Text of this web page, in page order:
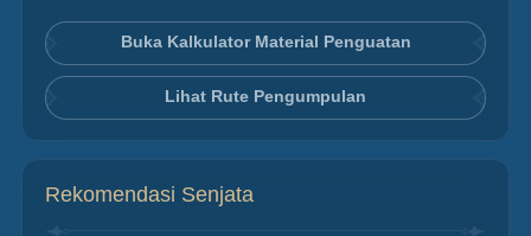
Buka Kalkulator Material Penguatan
Lihat Rute Pengumpulan
Rekomendasi Senjata